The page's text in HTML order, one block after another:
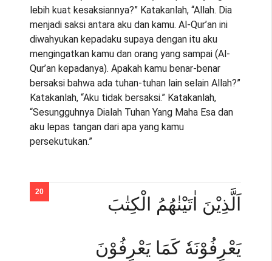
lebih kuat kesaksiannya?” Katakanlah, “Allah. Dia
menjadi saksi antara aku dan kamu. Al-Qur’an ini
diwahyukan kepadaku supaya dengan itu aku
mengingatkan kamu dan orang yang sampai (Al-
Qur’an kepadanya). Apakah kamu benar-benar
bersaksi bahwa ada tuhan-tuhan lain selain Allah?”
Katakanlah, “Aku tidak bersaksi.” Katakanlah,
“Sesungguhnya Dialah Tuhan Yang Maha Esa dan
aku lepas tangan dari apa yang kamu
persekutukan.”
اَلَّذِيْنَ اٰتَيْنٰهُمُ الْكِتٰبَ
يَعْرِفُوْنَهٗ كَمَا يَعْرِفُوْنَ